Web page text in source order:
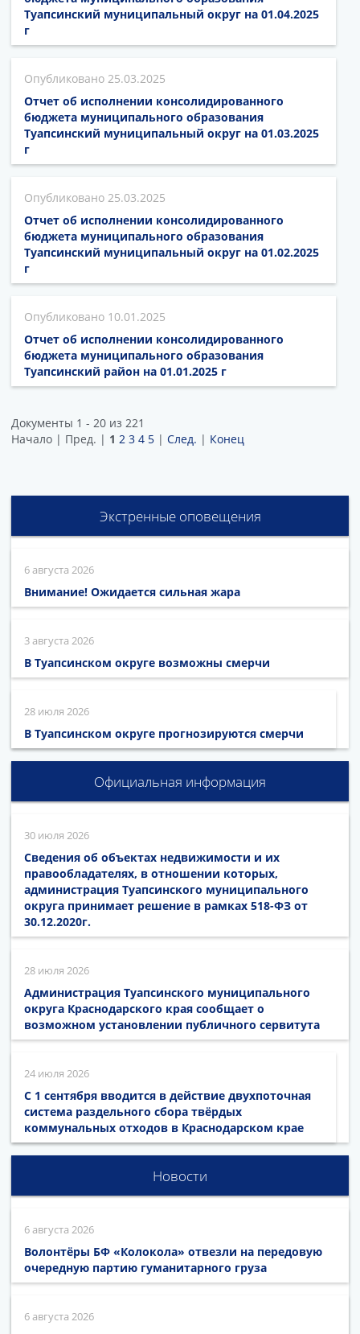
Туапсинский муниципальный округ на 01.04.2025
г
25.03.2025
Отчет об исполнении консолидированного
бюджета муниципального образования
Туапсинский муниципальный округ на 01.03.2025
г
25.03.2025
Отчет об исполнении консолидированного
бюджета муниципального образования
Туапсинский муниципальный округ на 01.02.2025
г
10.01.2025
Отчет об исполнении консолидированного
бюджета муниципального образования
Туапсинский район на 01.01.2025 г
Документы 1 - 20 из 221
Начало | Пред. | 1 2 3 4 5 | След. | Конец
Экстренные оповещения
6 августа 2026
Внимание! Ожидается сильная жара
3 августа 2026
В Туапсинском округе возможны смерчи
28 июля 2026
В Туапсинском округе прогнозируются смерчи
Официальная информация
30 июля 2026
Сведения об объектах недвижимости и их
правообладателях, в отношении которых,
администрация Туапсинского муниципального
округа принимает решение в рамках 518-ФЗ от
30.12.2020г.
28 июля 2026
Администрация Туапсинского муниципального
округа Краснодарского края сообщает о
возможном установлении публичного сервитута
24 июля 2026
С 1 сентября вводится в действие двухпоточная
система раздельного сбора твёрдых
коммунальных отходов в Краснодарском крае
Новости
6 августа 2026
Волонтёры БФ «Колокола» отвезли на передовую
очередную партию гуманитарного груза
6 августа 2026